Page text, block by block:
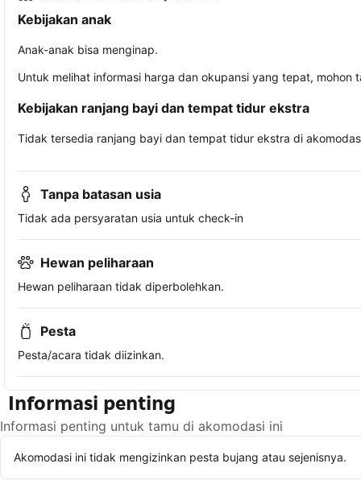
Kebijakan anak
Anak-anak bisa menginap.
Untuk melihat informasi harga dan okupansi yang tepat,
Kebijakan ranjang bayi dan tempat tidur ekstra
Tidak tersedia ranjang bayi dan tempat tidur ekstra di
Tanpa batasan usia
Tidak ada persyaratan usia untuk check-in
Hewan peliharaan
Hewan peliharaan tidak diperbolehkan.
Pesta
Pesta/acara tidak diizinkan.
Informasi penting
Informasi penting untuk tamu di akomodasi ini
Akomodasi ini tidak mengizinkan pesta bujang atau sejenisnya.